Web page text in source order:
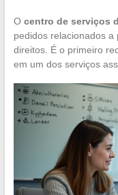
O centro de serviços
pedidos relacionados
direitos. É o primeiro
em um dos serviços